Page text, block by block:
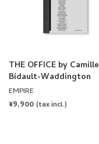
THE OFFICE by Camille
Bidault-Waddington
EMPIRE
REGULAR
¥9,900 (tax incl.)